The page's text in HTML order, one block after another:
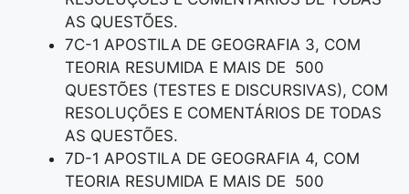
AS QUESTÕES.
7C-1 APOSTILA DE GEOGRAFIA 3, COM
TEORIA RESUMIDA E MAIS DE 500
QUESTÕES (TESTES E DISCURSIVAS), COM
RESOLUÇÕES E COMENTÁRIOS DE TODAS
AS QUESTÕES.
7D-1 APOSTILA DE GEOGRAFIA 4, COM
TEORIA RESUMIDA E MAIS DE 500